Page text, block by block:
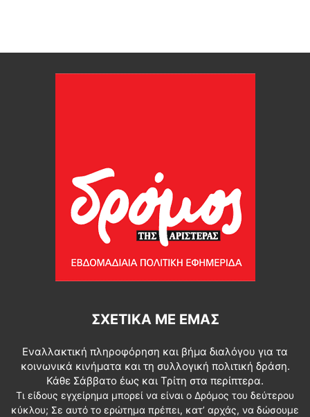
ΣΧΕΤΙΚΆ ΜΕ ΕΜΆΣ
Εναλλακτική πληροφόρηση και βήμα διαλόγου για τα
κοινωνικά κινήματα και τη συλλογική πολιτική δράση.
Κάθε Σάββατο έως και Τρίτη στα περίπτερα.
Τι είδους εγχείρημα μπορεί να είναι ο Δρόμος του δεύτερου
κύκλου; Σε αυτό το ερώτημα πρέπει, κατ’ αρχάς, να δώσουμε